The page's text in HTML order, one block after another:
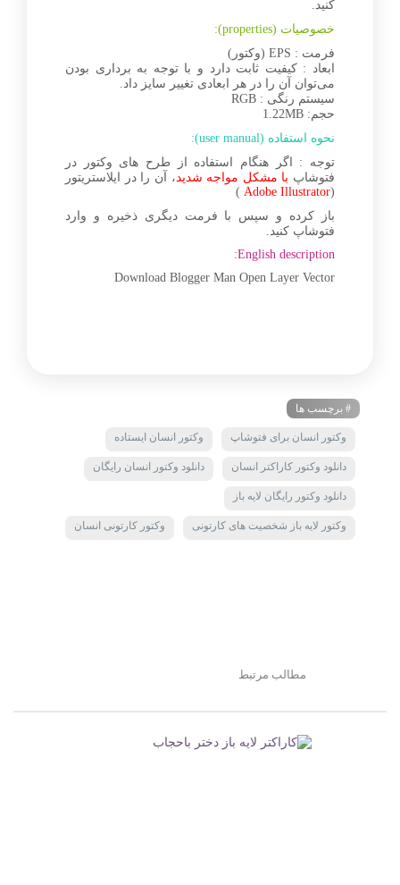
کنید.
خصوصیات (properties):
فرمت : EPS (وکتور)
ابعاد : کیفیت ثابت دارد و با توجه به برداری بودن
می‌توان آن را در هر ابعادی تغییر سایز داد.
سیستم رنگی : RGB
حجم: 1.22MB
نحوه استفاده (user manual):
توجه : اگر هنگام استفاده از طرح های وکتور در
فتوشاپ با مشکل مواجه شدید، آن را در ایلاستریتور
(
Adobe Illustrator
)
باز کرده و سپس با فرمت دیگری ذخیره و وارد
فتوشاپ کنید.
English description:
Download Blogger Man Open Layer Vector
# برچسب ها
وکتور انسان برای فتوشاپ وکتور انسان ایستاده
دانلود وکتور کاراکتر انسان دانلود وکتور انسان رایگان
دانلود وکتور رایگان لایه باز
وکتور لایه باز شخصیت های کارتونی وکتور کارتونی انسان
مطالب مرتبط